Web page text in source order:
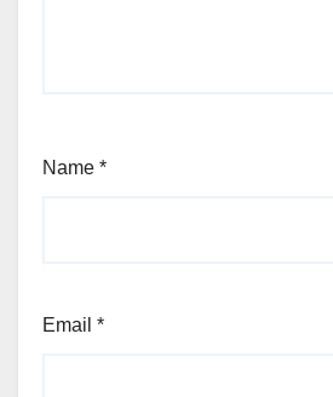
Name *
Email *